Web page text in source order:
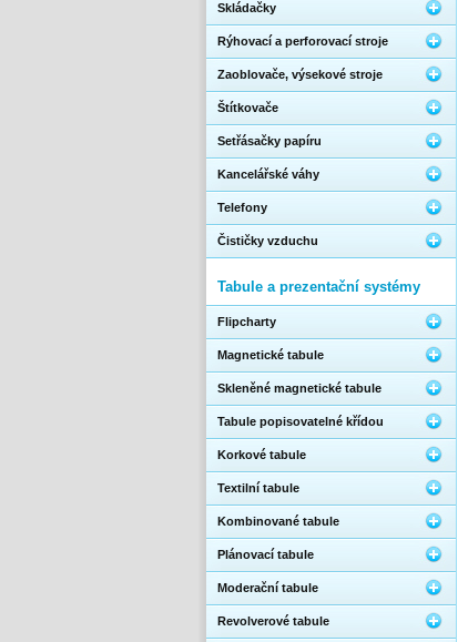
Skládačky
Rýhovací a perforovací stroje
Zaoblovače, výsekové stroje
Štítkovače
Setřásačky papíru
Kancelářské váhy
Telefony
Čističky vzduchu
Tabule a prezentační systémy
Flipcharty
Magnetické tabule
Skleněné magnetické tabule
Tabule popisovatelné křídou
Korkové tabule
Textilní tabule
Kombinované tabule
Plánovací tabule
Moderační tabule
Revolverové tabule